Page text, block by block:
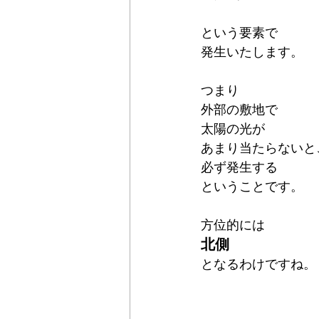
という要素で
発生いたします。
つまり
外部の敷地で
太陽の光が
あまり当たらない
必ず発生する
ということです。
方位的には
北側
となるわけですね。